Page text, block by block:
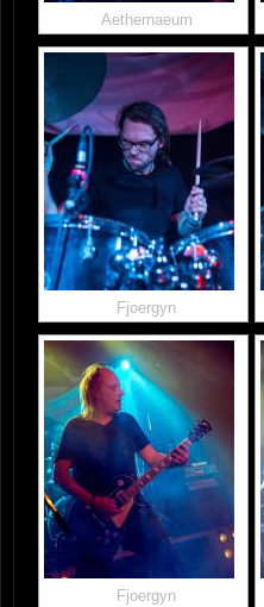
Aethernaeum
Fjoergyn
Fjoergyn